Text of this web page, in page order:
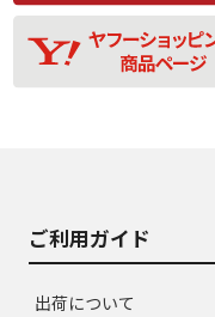
D
使用感や目立
あり、一般的
品
ご利用ガイド
出荷について